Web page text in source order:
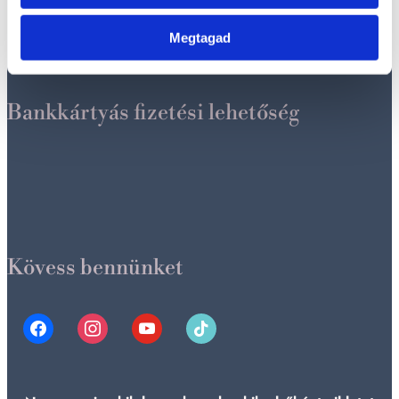
Megtagad
Bankkártyás fizetési lehetőség
Kövess bennünket
facebookinstagramyoutube tiktok